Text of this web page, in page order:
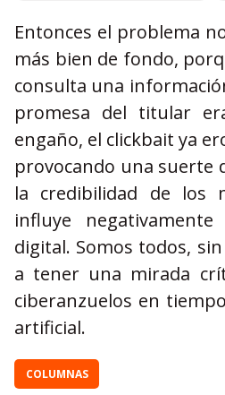
Entonces el problema
más bien de fondo,
consulta una
promesa del titular
engaño, el clickbait ya
provocando una suerte
la credibilidad de los
influye
digital. Somos todos,
a tener una mirada
ciberanzuelos en
artificial.
COLUMNAS